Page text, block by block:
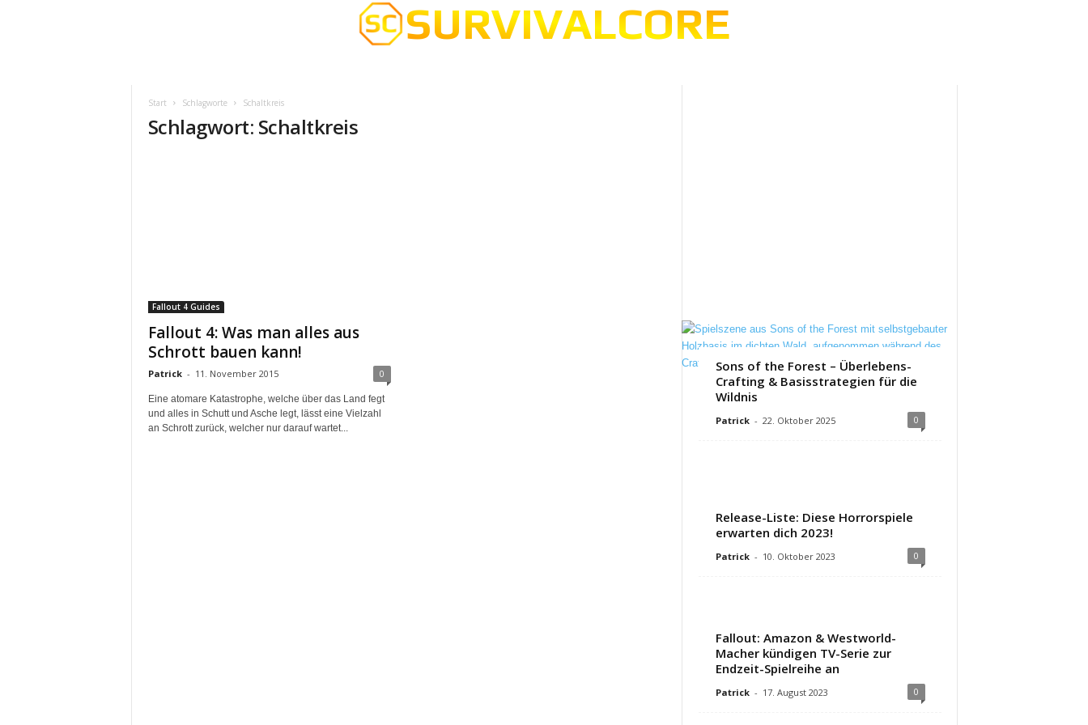
r
Start Schlagworte Schaltkreis
Schlagwort: Schaltkreis
Fallout 4 Guides
Fallout 4: Was man alles aus
Schrott bauen kann!
Patrick - 11. November 2015 0
Eine atomare Katastrophe, welche über das Land fegt
und alles in Schutt und Asche legt, lässt eine Vielzahl
an Schrott zurück, welcher nur darauf wartet...
Sons of the Forest – Überlebens-
Crafting & Basisstrategien für die
Wildnis
Patrick - 22. Oktober 2025 0
Release-Liste: Diese Horrorspiele
erwarten dich 2023!
Patrick - 10. Oktober 2023 0
Fallout: Amazon & Westworld-
Macher kündigen TV-Serie zur
Endzeit-Spielreihe an
Patrick - 17. August 2023 0